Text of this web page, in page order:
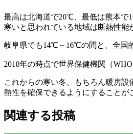
最高は北海道で20℃、最低は熊本で
寒いと思われている地域は断熱性能
岐阜県でも14℃～16℃の間と、全国
2018年の時点で世界保健機関（
これからの寒い冬、もちろん暖房
熱性を確保できるようにすることが
関連する投稿